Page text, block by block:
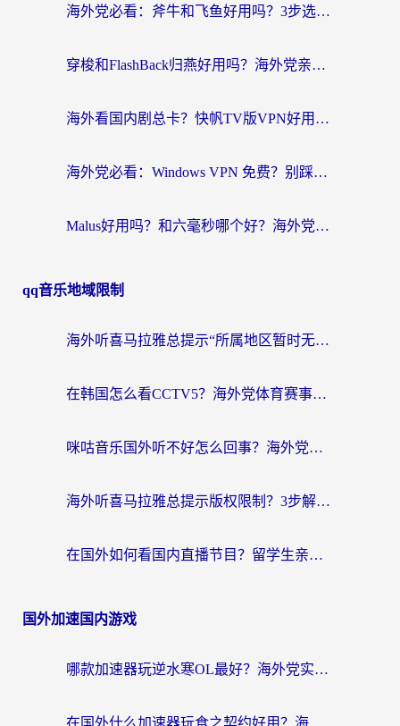
海外党必看：斧牛和飞鱼好用吗？3步选对回国加速器，无缝刷剧玩国服
穿梭和FlashBack归燕好用吗？海外党亲测3款热门回国加速器，教你选对不踩坑
海外看国内剧总卡？快帆TV版VPN好用吗？和快滚VPN对比哪个回国效果更好？
海外党必看：Windows VPN 免费？别踩坑！教你选对好用的国内加速器无缝回国
Malus好用吗？和六毫秒哪个好？海外党选回国加速器的避坑指南
qq音乐地域限制
海外听喜马拉雅总提示“所属地区暂时无版权”？这个限制解除方法亲测有效！
在韩国怎么看CCTV5？海外党体育赛事+中文解说观看终极指南
咪咕音乐国外听不好怎么回事？海外党听歌自由的终极解决方案来了
海外听喜马拉雅总提示版权限制？3步解决+2个音乐平台问题全攻略
在国外如何看国内直播节目？留学生亲测有效的追剧加速指南
国外加速国内游戏
哪款加速器玩逆水寒OL最好？海外党实测后的终极选择指南
在国外什么加速器玩食之契约好用？海外党亲测有效的国服游戏加速指南